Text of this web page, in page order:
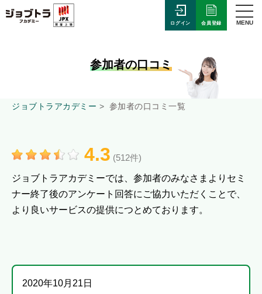
ログイン 会員登録 MENU
参加者の口コミ
ジョブトラアカデミー 参加者の口コミ一覧
4.3 (512件)
ジョブトラアカデミーでは、参加者のみなさまよりセミ
ナー終了後のアンケート回答にご協力いただくことで、
より良いサービスの提供につとめております。
2020年10月21日